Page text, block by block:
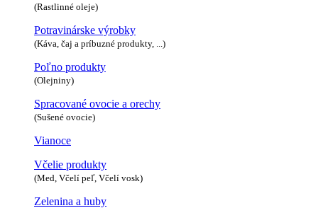
(Rastlinné oleje)
Potravinárske výrobky
(Káva, čaj a príbuzné produkty, ...)
Poľno produkty
(Olejniny)
Spracované ovocie a orechy
(Sušené ovocie)
Vianoce
Včelie produkty
(Med, Včelí peľ, Včelí vosk)
Zelenina a huby